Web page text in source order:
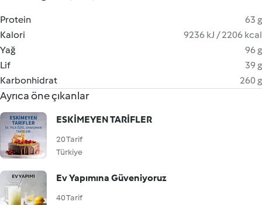
Protein
63 g
Kalori
9236 kJ / 2206 kcal
Yağ
96 g
Lif
39 g
Karbonhidrat
260 g
Ayrıca öne çıkanlar
ESKİMEYEN TARİFLER
20 Tarif
Türkiye
Ev Yapımına Güveniyoruz
40 Tarif